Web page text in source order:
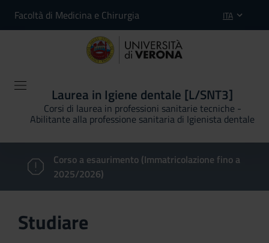
Facoltà di Medicina e Chirurgia ITA
Laurea in Igiene dentale [L/SNT3]
Corsi di laurea in professioni sanitarie tecniche -
Abilitante alla professione sanitaria di Igienista dentale
Corso a esaurimento (Immatricolazione fino a
2025/2026)
Studiare